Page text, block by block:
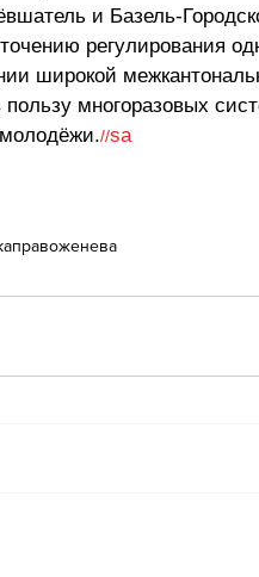
и Базель-
регулирования
широкой
пользу многоразовых
//sa
правоженева